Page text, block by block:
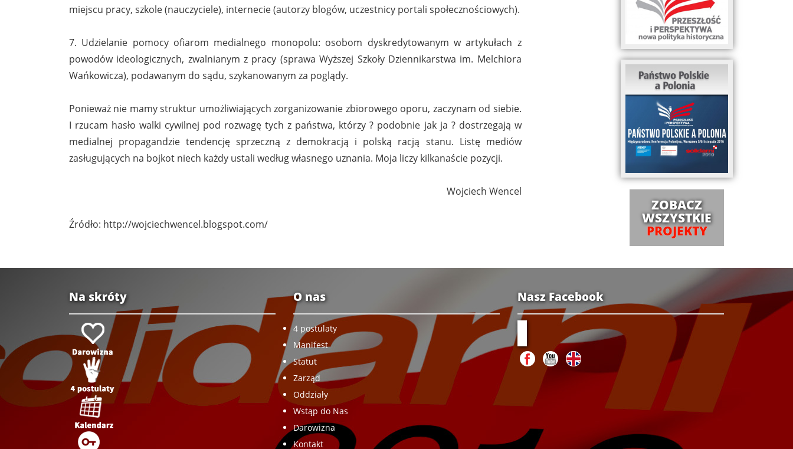
miejscu pracy, szkole (nauczyciele), internecie (autorzy blogów, uczestnicy portali społecznościowych).
7. Udzielanie pomocy ofiarom medialnego monopolu: osobom dyskredytowanym w artykułach z
powodów ideologicznych, zwalnianym z pracy (sprawa Wyższej Szkoły Dziennikarstwa im. Melchiora
Wańkowicza), podawanym do sądu, szykanowanym za poglądy.
Ponieważ nie mamy struktur umożliwiających zorganizowanie zbiorowego oporu, zaczynam od siebie.
I rzucam hasło walki cywilnej pod rozwagę tych z państwa, którzy ? podobnie jak ja ? dostrzegają w
medialnej propagandzie tendencję sprzeczną z demokracją i polską racją stanu. Listę mediów
zasługujących na bojkot niech każdy ustali według własnego uznania. Moja liczy kilkanaście pozycji.
Wojciech Wencel
Źródło: http://wojciechwencel.blogspot.com/
ZOBACZ
WSZYSTKIE
PROJEKTY
Na skróty O nas
4 postulaty
Manifest
Statut
Zarząd
Oddziały
Wstąp do Nas
Darowizna
Kontakt
Nasz Facebook